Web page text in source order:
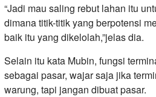
“Jadi mau saling rebut lahan itu
dimana titik-titik yang berpotensi
baik itu yang dikelolah,”jelas dia.
Selain itu kata Mubin, fungsi
sebagai pasar, wajar saja jika
warung, tapi jangan dibuat pasar.